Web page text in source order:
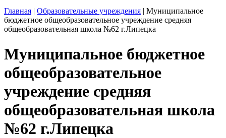
Главная | Образовательные учреждения | Муниципальное
бюджетное общеобразовательное учреждение средняя
общеобразовательная школа №62 г.Липецка
Муниципальное бюджетное
общеобразовательное
учреждение средняя
общеобразовательная школа
№62 г.Липецка